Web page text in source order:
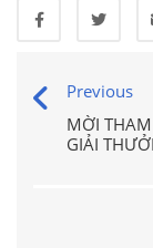
Previous
MỜI
GIẢI